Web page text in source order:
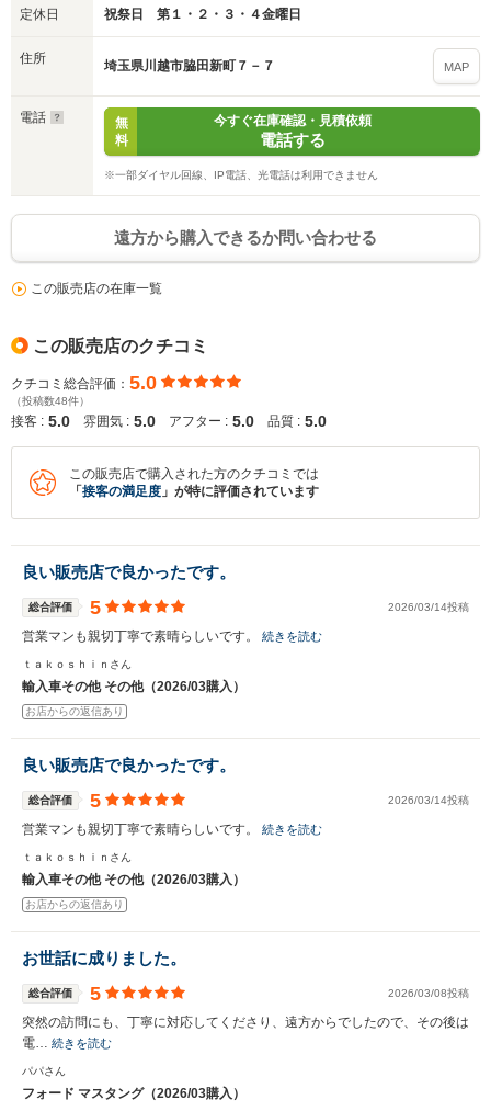
定休日 祝祭日 第１・２・３・４金曜日
住所 埼玉県川越市脇田新町７－７ MAP
電話
無
料
今すぐ在庫確認・見積依頼
電話する
※一部ダイヤル回線、IP電話、光電話は利用できません
遠方から購入できるか問い合わせる
この販売店の在庫一覧
この販売店のクチコミ
クチコミ総合評価： 5.0
（投稿数48件）
接客 : 5.0 雰囲気 : 5.0 アフター : 5.0 品質 : 5.0
この販売店で購入された方のクチコミでは
「 接客の満足度 」が特に評価されています
良い販売店で良かったです。
総合評価 5 2026/03/14投稿
営業マンも親切丁寧で素晴らしいです。 続きを読む
ｔａｋｏｓｈｉｎさん
輸入車その他 その他（2026/03購入）
お店からの返信あり
良い販売店で良かったです。
総合評価 5 2026/03/14投稿
営業マンも親切丁寧で素晴らしいです。 続きを読む
ｔａｋｏｓｈｉｎさん
輸入車その他 その他（2026/03購入）
お店からの返信あり
お世話に成りました。
総合評価 5 2026/03/08投稿
突然の訪問にも、丁寧に対応してくださり、遠方からでしたので、その後は
電… 続きを読む
パパさん
フォード マスタング（2026/03購入）